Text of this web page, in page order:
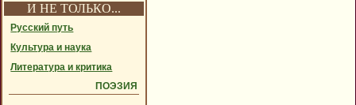
И НЕ ТОЛЬКО...
Русский путь
Культура и наука
Литература и критика
ПОЭЗИЯ